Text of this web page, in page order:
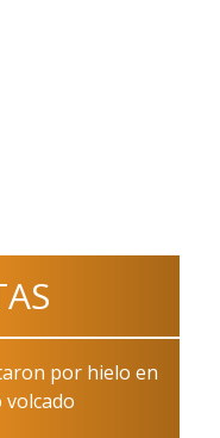
por hielo en